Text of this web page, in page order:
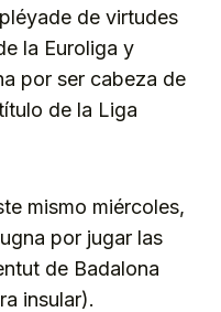
de virtudes
la Euroliga y
por ser cabeza de
de la Liga
mismo miércoles,
por jugar las
de Badalona
insular).